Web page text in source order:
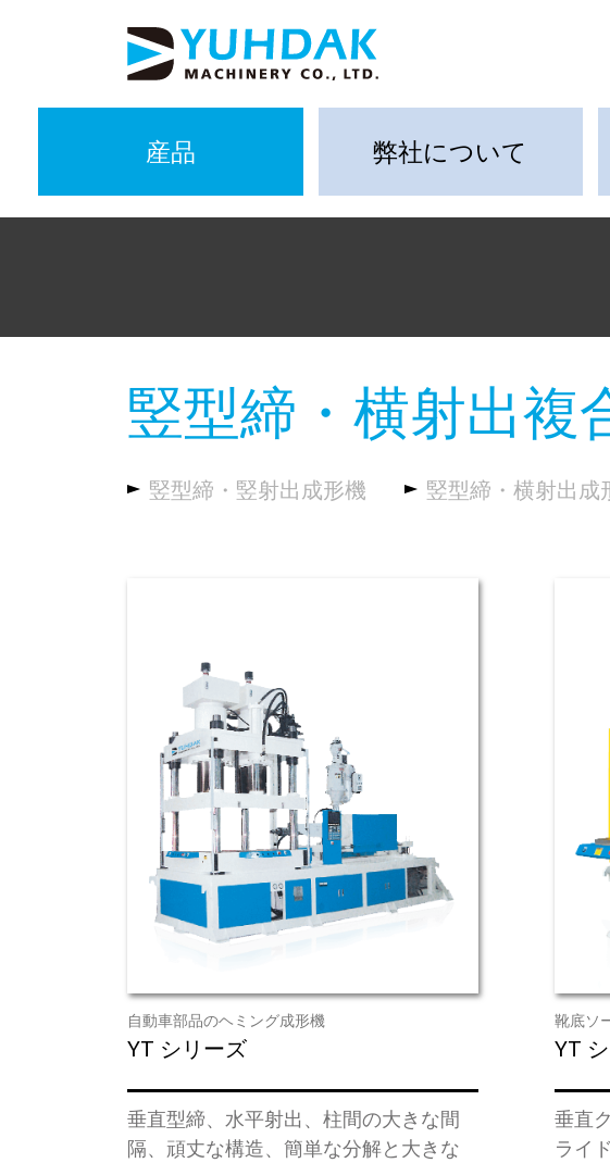
産品 弊社について
竪型締・横射出複
竪型締・竪射出成形機 竪型締・横射出成
自動車部品のヘミング成形機
YT シリーズ
垂直型締、水平射出、柱間の大きな間
隔、頑丈な構造、簡単な分解と大きな
靴底ソ
YT
垂直
ライ